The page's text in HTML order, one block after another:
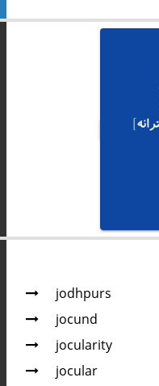
jodhpurs
jocund
jocularity
jocular